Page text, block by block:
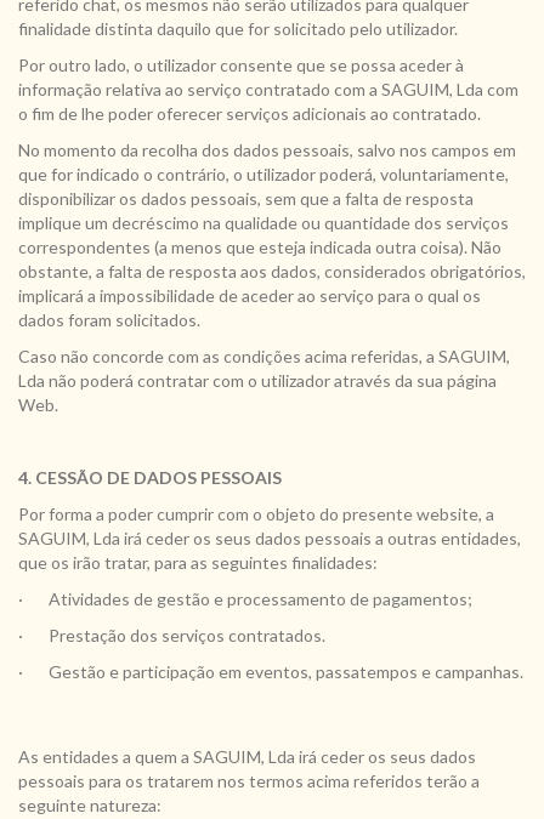
referido chat, os mesmos não serão utilizados para qualquer
finalidade distinta daquilo que for solicitado pelo utilizador.
Por outro lado, o utilizador consente que se possa aceder à
informação relativa ao serviço contratado com a SAGUIM, Lda com
o fim de lhe poder oferecer serviços adicionais ao contratado.
No momento da recolha dos dados pessoais, salvo nos campos em
que for indicado o contrário, o utilizador poderá, voluntariamente,
disponibilizar os dados pessoais, sem que a falta de resposta
implique um decréscimo na qualidade ou quantidade dos serviços
correspondentes (a menos que esteja indicada outra coisa). Não
obstante, a falta de resposta aos dados, considerados obrigatórios,
implicará a impossibilidade de aceder ao serviço para o qual os
dados foram solicitados.
Caso não concorde com as condições acima referidas, a SAGUIM,
Lda não poderá contratar com o utilizador através da sua página
Web.
4. CESSÃO DE DADOS PESSOAIS
Por forma a poder cumprir com o objeto do presente website, a
SAGUIM, Lda irá ceder os seus dados pessoais a outras entidades,
que os irão tratar, para as seguintes finalidades:
· Atividades de gestão e processamento de pagamentos;
· Prestação dos serviços contratados.
· Gestão e participação em eventos, passatempos e campanhas.
As entidades a quem a SAGUIM, Lda irá ceder os seus dados
pessoais para os tratarem nos termos acima referidos terão a
seguinte natureza: